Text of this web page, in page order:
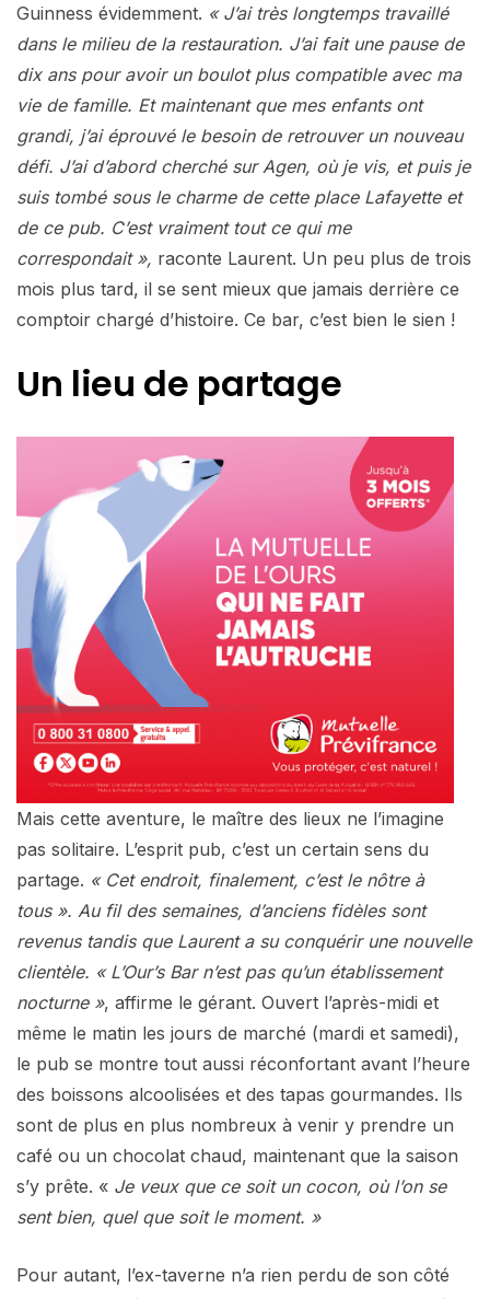
Guinness évidemment. « J’ai très longtemps travaillé
dans le milieu de la restauration. J’ai fait une pause de
dix ans pour avoir un boulot plus compatible avec ma
vie de famille. Et maintenant que mes enfants ont
grandi, j’ai éprouvé le besoin de retrouver un nouveau
défi. J’ai d’abord cherché sur Agen, où je vis, et puis je
suis tombé sous le charme de cette place Lafayette et
de ce pub. C’est vraiment tout ce qui me
correspondait », raconte Laurent. Un peu plus de trois
mois plus tard, il se sent mieux que jamais derrière ce
comptoir chargé d’histoire. Ce bar, c’est bien le sien !
Un lieu de partage
Mais cette aventure, le maître des lieux ne l’imagine
pas solitaire. L’esprit pub, c’est un certain sens du
partage. « Cet endroit, finalement, c’est le nôtre à
tous ». Au fil des semaines, d’anciens fidèles sont
revenus tandis que Laurent a su conquérir une nouvelle
clientèle. « L’Our’s Bar n’est pas qu’un établissement
nocturne », affirme le gérant. Ouvert l’après-midi et
même le matin les jours de marché (mardi et samedi),
le pub se montre tout aussi réconfortant avant l’heure
des boissons alcoolisées et des tapas gourmandes. Ils
sont de plus en plus nombreux à venir y prendre un
café ou un chocolat chaud, maintenant que la saison
s’y prête. « Je veux que ce soit un cocon, où l’on se
sent bien, quel que soit le moment. »
Pour autant, l’ex-taverne n’a rien perdu de son côté